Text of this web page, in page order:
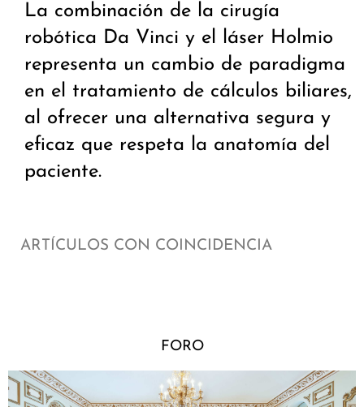
La combinación de la cirugía
robótica Da Vinci y el láser Holmio
representa un cambio de paradigma
en el tratamiento de cálculos biliares,
al ofrecer una alternativa segura y
eficaz que respeta la anatomía del
paciente.
ARTÍCULOS CON COINCIDENCIA
FORO